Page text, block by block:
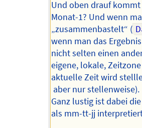
Und oben drauf
Monat-1? Und wenn
„zusammenbastelt“ (
wenn man das
nicht selten einen
eigene, lokale,
aktuelle Zeit wird
aber nur stellenweise).
Ganz lustig ist dabei
als mm-tt-jj